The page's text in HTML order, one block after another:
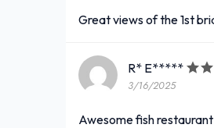
Great views of the 1st
R* E*****
3/16/2025
Awesome fish